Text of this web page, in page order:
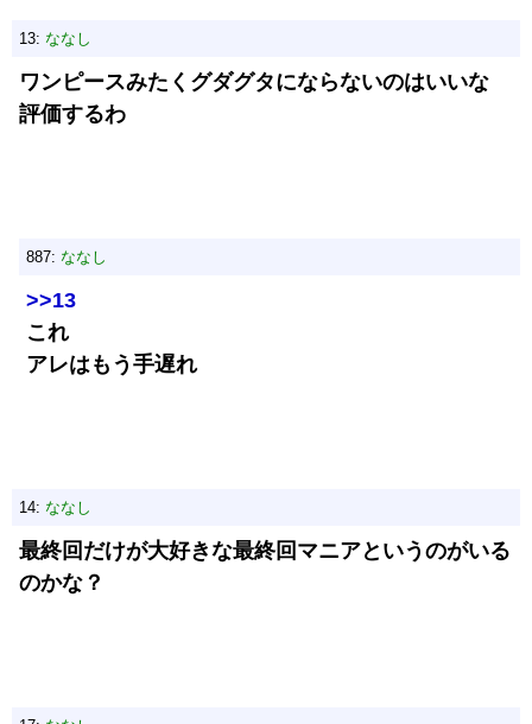
13: ななし
ワンピースみたくグダグタにならないのはいいな
評価するわ
887: ななし
>>13
これ
アレはもう手遅れ
14: ななし
最終回だけが大好きな最終回マニアというのがいる
のかな？